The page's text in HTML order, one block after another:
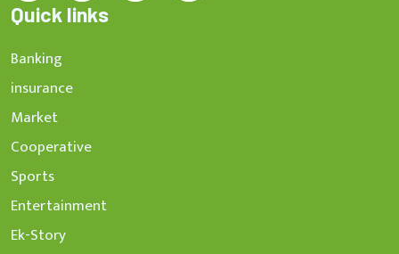
Quick links
Banking
insurance
Market
Cooperative
Sports
Entertainment
Ek-Story